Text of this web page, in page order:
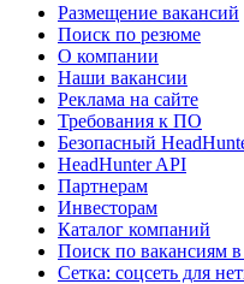
Размещение вакансий
Поиск по резюме
О компании
Наши вакансии
Реклама на сайте
Требования к ПО
Безопасный
HeadHunter API
Партнерам
Инвесторам
Каталог компаний
Поиск по вакансиям
Сетка: соцсеть для